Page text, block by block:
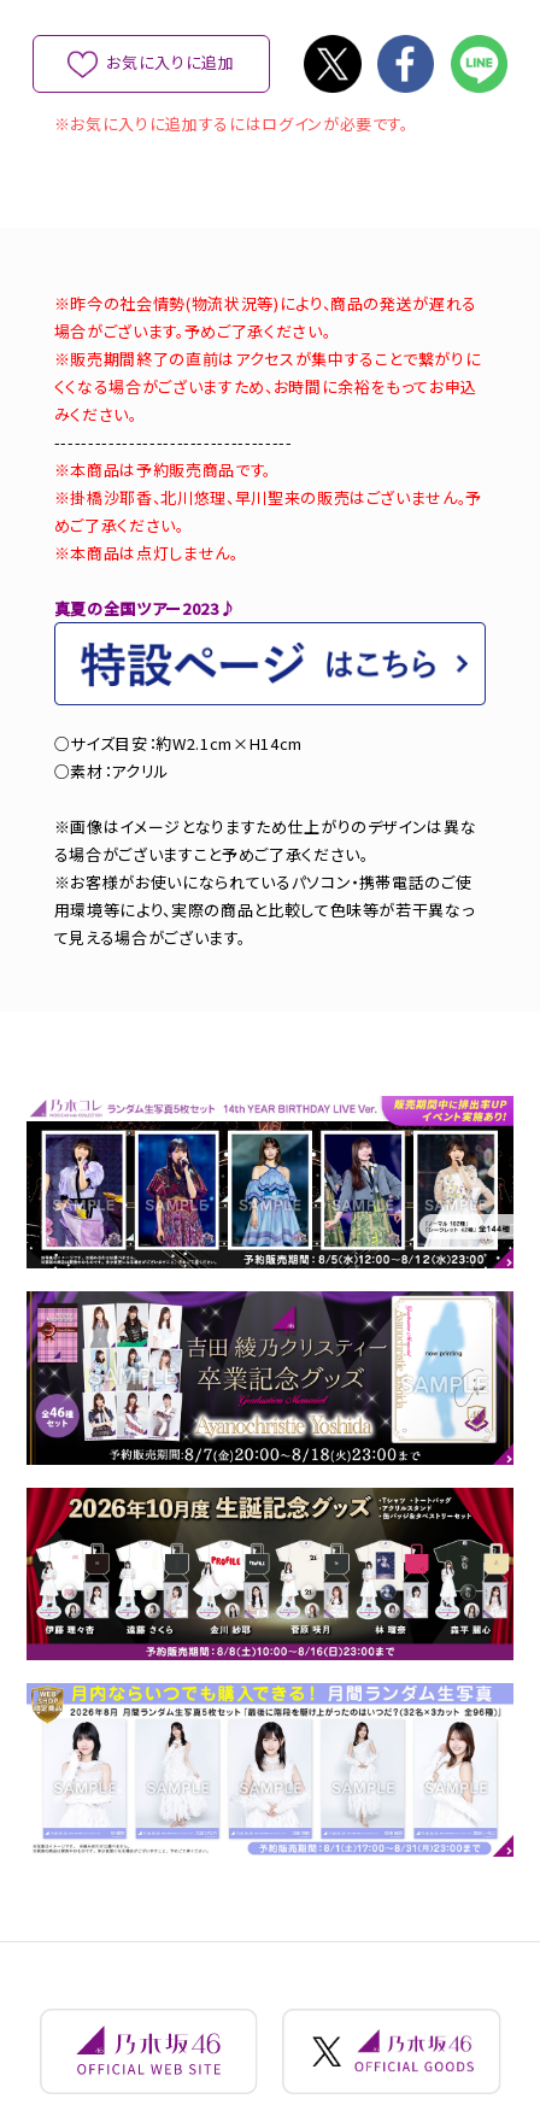
お気に入りに追加
※お気に入りに追加するにはログインが必要です。
※昨今の社会情勢(物流状況等)により、商品の発送が遅れる
場合がございます。予めご了承ください。
※販売期間終了の直前はアクセスが集中することで繋がりに
くくなる場合がございますため、お時間に余裕をもってお申込
みください。
-----------------------------------
※本商品は予約販売商品です。
※掛橋沙耶香、北川悠理、早川聖来の販売はございません。予
めご了承ください。
※本商品は点灯しません。
真夏の全国ツアー2023♪
○サイズ目安：約W2.1cm×H14cm
○素材：アクリル
※画像はイメージとなりますため仕上がりのデザインは異な
る場合がございますこと予めご了承ください。
※お客様がお使いになられているパソコン・携帯電話のご使
用環境等により、実際の商品と比較して色味等が若干異なっ
て見える場合がございます。